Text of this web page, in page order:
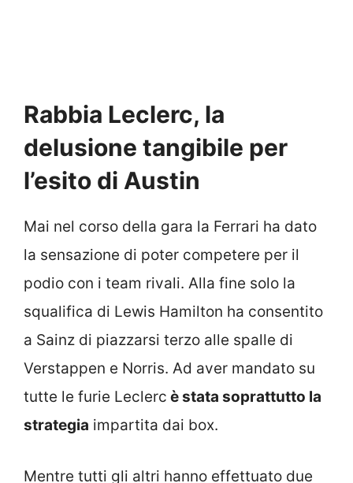
Rabbia Leclerc, la
delusione tangibile per
l’esito di Austin
Mai nel corso della gara la Ferrari ha dato
la sensazione di poter competere per il
podio con i team rivali. Alla fine solo la
squalifica di Lewis Hamilton ha consentito
a Sainz di piazzarsi terzo alle spalle di
Verstappen e Norris. Ad aver mandato su
tutte le furie Leclerc è stata soprattutto la
strategia impartita dai box.
Mentre tutti gli altri hanno effettuato due